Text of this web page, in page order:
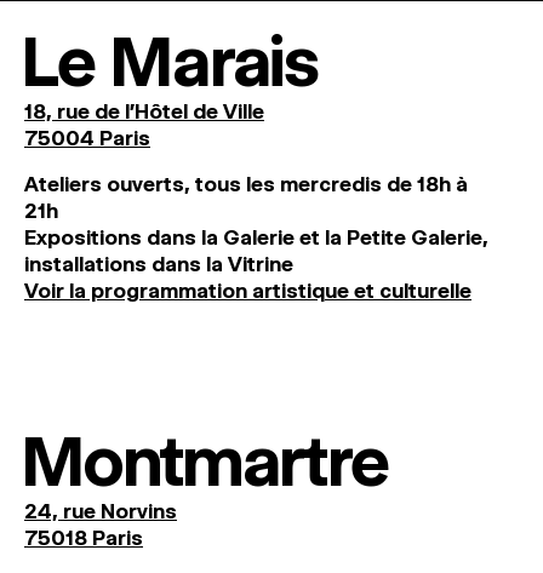
Le Marais
18, rue de l'Hôtel de Ville
75004 Paris
Ateliers ouverts, tous les mercredis de 18h à
21h
Expositions dans la Galerie et la Petite Galerie,
installations dans la Vitrine
Voir la programmation artistique et culturelle
Montmartre
24, rue Norvins
75018 Paris